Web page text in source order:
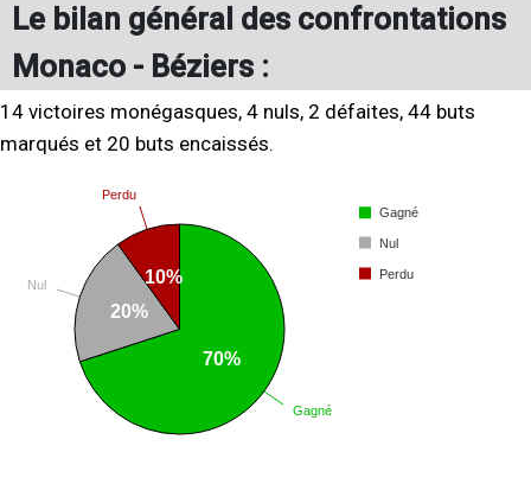
Le bilan général des confrontations
Monaco - Béziers :
14 victoires monégasques, 4 nuls, 2 défaites, 44 buts
marqués et 20 buts encaissés.